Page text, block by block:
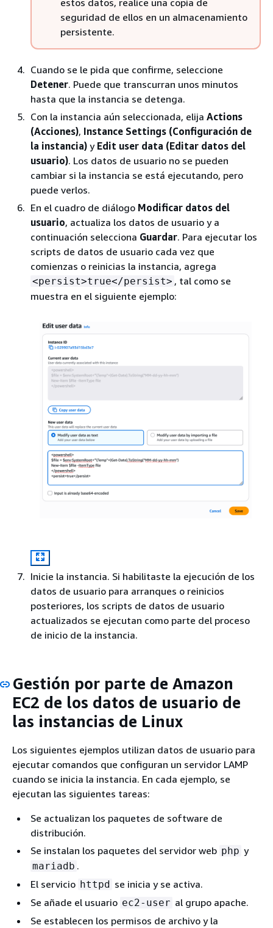
seguridad de ellos en un almacenamiento
persistente.
Cuando se le pida que confirme, seleccione
Detener. Puede que transcurran unos minutos
hasta que la instancia se detenga.
Con la instancia aún seleccionada, elija Actions
(Acciones), Instance Settings (Configuración de
la instancia) y Edit user data (Editar datos del
usuario). Los datos de usuario no se pueden
cambiar si la instancia se está ejecutando, pero
puede verlos.
En el cuadro de diálogo Modificar datos del
usuario, actualiza los datos de usuario y a
continuación selecciona Guardar. Para ejecutar los
scripts de datos de usuario cada vez que
comienzas o reinicias la instancia, agrega
<persist>true</persist> , tal como se
muestra en el siguiente ejemplo:
Inicie la instancia. Si habilitaste la ejecución de los
datos de usuario para arranques o reinicios
posteriores, los scripts de datos de usuario
actualizados se ejecutan como parte del proceso
de inicio de la instancia.
Gestión por parte de Amazon
EC2 de los datos de usuario de
las instancias de Linux
Los siguientes ejemplos utilizan datos de usuario para
ejecutar comandos que configuran un servidor LAMP
cuando se inicia la instancia. En cada ejemplo, se
ejecutan las siguientes tareas:
Se actualizan los paquetes de software de
distribución.
Se instalan los paquetes del servidor web php y
mariadb .
El servicio httpd se inicia y se activa.
Se añade el usuario ec2-user al grupo apache.
Se establecen los permisos de archivo y la